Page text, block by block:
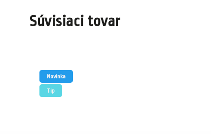
Súvisiaci tovar
Novinka
Tip